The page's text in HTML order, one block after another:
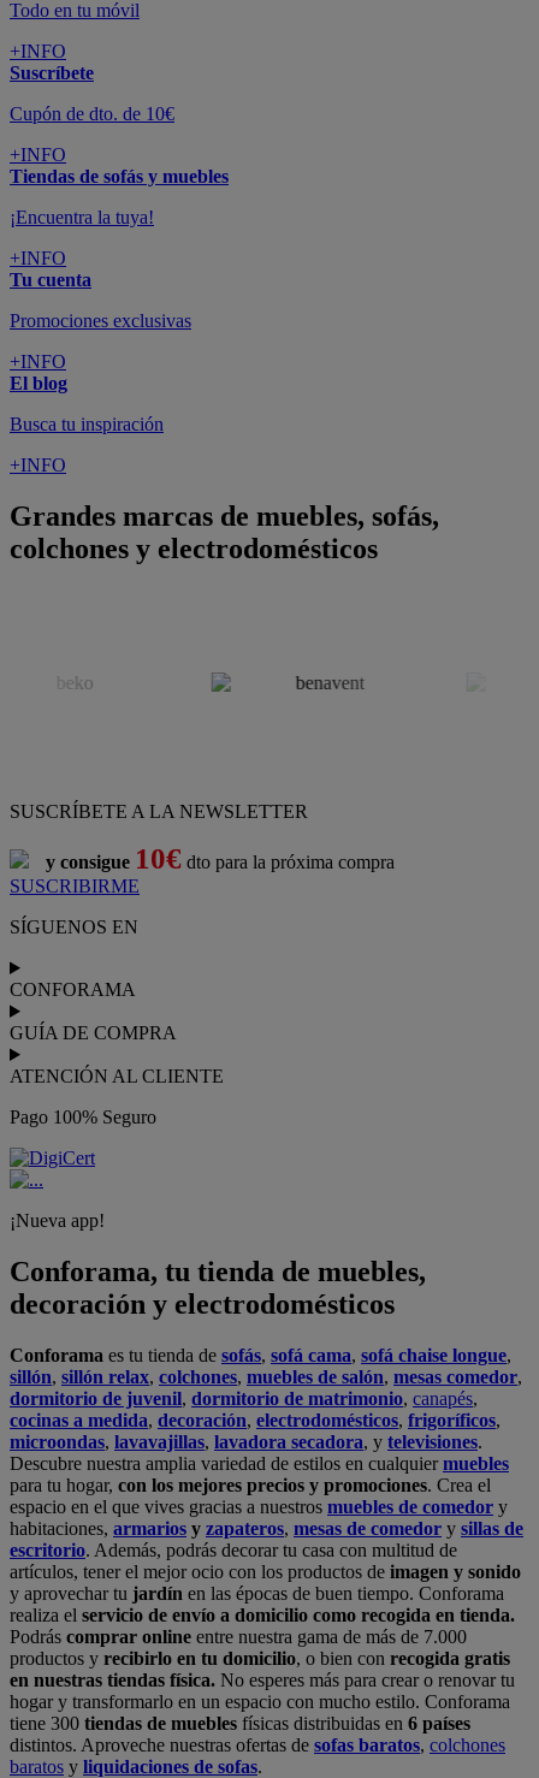
Todo en tu móvil
+INFO
Suscríbete
Cupón de dto. de 10€
+INFO
Tiendas de sofás y muebles
¡Encuentra la tuya!
+INFO
Tu cuenta
Promociones exclusivas
+INFO
El blog
Busca tu inspiración
+INFO
Grandes marcas de muebles, sofás,
colchones y electrodomésticos
SUSCRÍBETE A LA NEWSLETTER
y consigue 10€ dto para la próxima compra
SUSCRIBIRME
SÍGUENOS EN
CONFORAMA
GUÍA DE COMPRA
ATENCIÓN AL CLIENTE
Pago 100% Seguro
¡Nueva app!
Conforama, tu tienda de muebles,
decoración y electrodomésticos
Conforama es tu tienda de sofás, sofá cama, sofá chaise longue,
sillón, sillón relax, colchones, muebles de salón, mesas comedor,
dormitorio de juvenil, dormitorio de matrimonio, canapés,
cocinas a medida, decoración, electrodomésticos, frigoríficos,
microondas, lavavajillas, lavadora secadora, y televisiones.
Descubre nuestra amplia variedad de estilos en cualquiermuebles
para tu hogar, con los mejores precios y promociones. Crea el
espacio en el que vives gracias a nuestros muebles de comedor y
habitaciones, armarios y zapateros, mesas de comedor y sillas de
escritorio. Además, podrás decorar tu casa con multitud de
artículos, tener el mejor ocio con los productos de imagen y sonido
y aprovechar tu jardín en las épocas de buen tiempo. Conforama
realiza el servicio de envío a domicilio como recogida en tienda.
Podrás comprar online entre nuestra gama de más de 7.000
productos y recibirlo en tu domicilio, o bien con recogida gratis
en nuestras tiendas física. No esperes más para crear o renovar tu
hogar y transformarlo en un espacio con mucho estilo. Conforama
tiene 300 tiendas de muebles físicas distribuidas en 6 países
distintos. Aproveche nuestras ofertas de sofas baratos, colchones
baratos y liquidaciones de sofas.